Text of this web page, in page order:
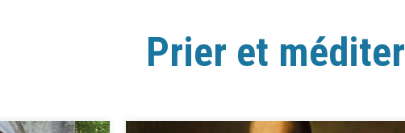
Prier et méditer